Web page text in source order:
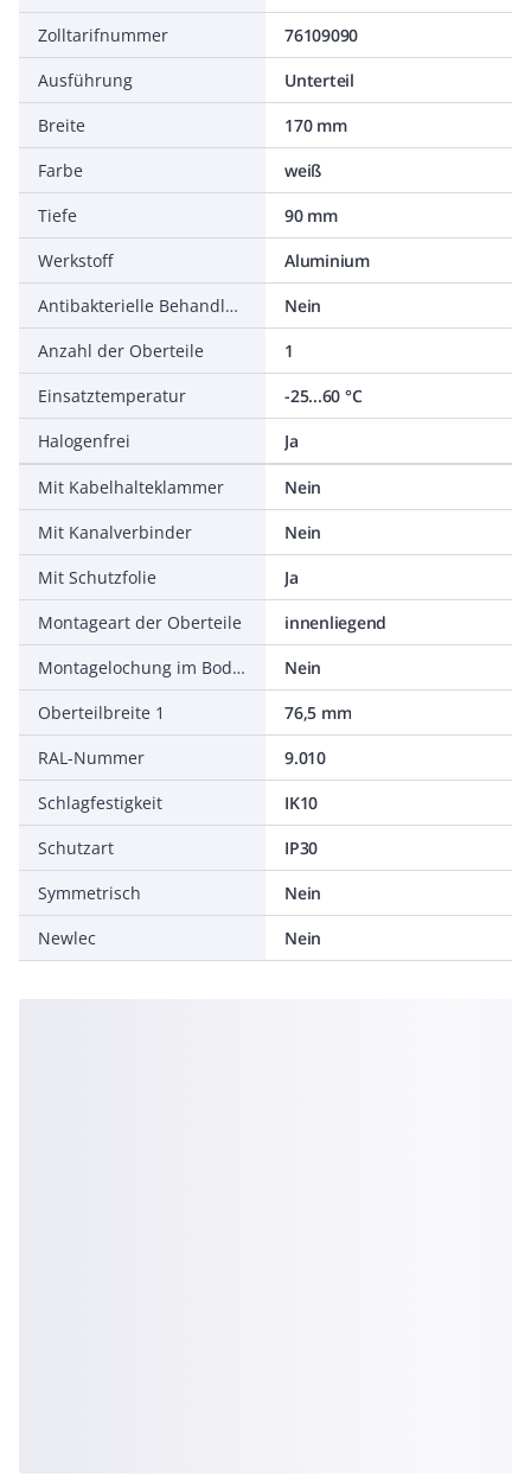
Zolltarifnummer
76109090
Ausführung
Unterteil
Breite
170 mm
Farbe
weiß
Tiefe
90 mm
Werkstoff
Aluminium
Antibakterielle Behandlung
Nein
Anzahl der Oberteile
1
Einsatztemperatur
-25...60 °C
Halogenfrei
Ja
Mit Kabelhalteklammer
Nein
Mit Kanalverbinder
Nein
Mit Schutzfolie
Ja
Montageart der Oberteile
innenliegend
Montagelochung im Boden
Nein
Oberteilbreite 1
76,5 mm
RAL-Nummer
9.010
Schlagfestigkeit
IK10
Schutzart
IP30
Symmetrisch
Nein
Newlec
Nein